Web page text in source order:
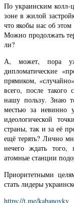
По украинским колл-
зоне в жилой
что якобы нас об
Можно продолжать
ли?
А, может, пора
дипломатические
прямиком,
всего, после такого
нашу пользу. Знаю
местью за
идеологической
страны, так и за её
ещё терять? Лично
нечего ждать
атомные станции
Приоритетными
стать лидеры
https://t.me/kabanovkv